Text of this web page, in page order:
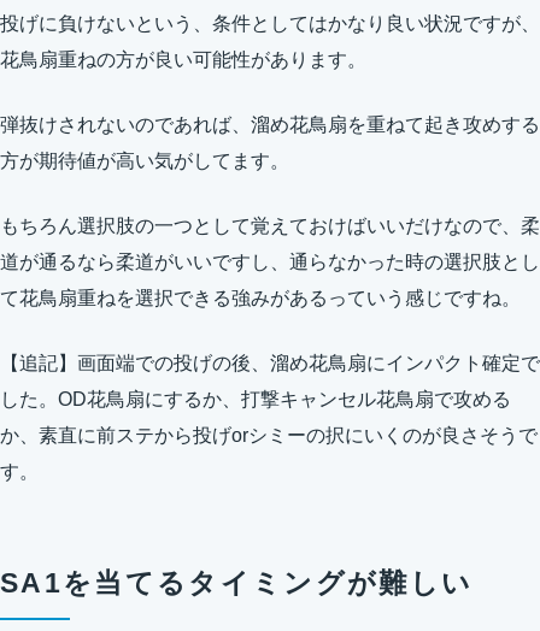
投げに負けないという、条件としてはかなり良い状況ですが、
花鳥扇重ねの方が良い可能性があります。
弾抜けされないのであれば、溜め花鳥扇を重ねて起き攻めする
方が期待値が高い気がしてます。
もちろん選択肢の一つとして覚えておけばいいだけなので、柔
道が通るなら柔道がいいですし、通らなかった時の選択肢とし
て花鳥扇重ねを選択できる強みがあるっていう感じですね。
【追記】画面端での投げの後、溜め花鳥扇にインパクト確定で
した。OD花鳥扇にするか、打撃キャンセル花鳥扇で攻める
か、素直に前ステから投げorシミーの択にいくのが良さそうで
す。
SA1を当てるタイミングが難しい